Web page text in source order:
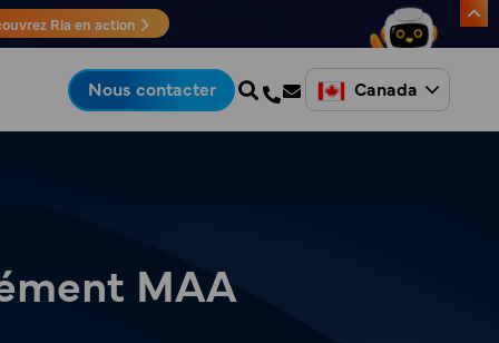
Ria en action
Nous contacter Canada
MAA